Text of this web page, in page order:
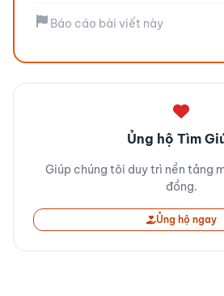
Báo cáo bài viết này
Ủng hộ Tìm
Giúp chúng tôi duy trì nền tảng
đồng.
Ủng hộ ngay